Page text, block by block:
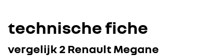
technische fiche
vergelijk 2 Renault Megane